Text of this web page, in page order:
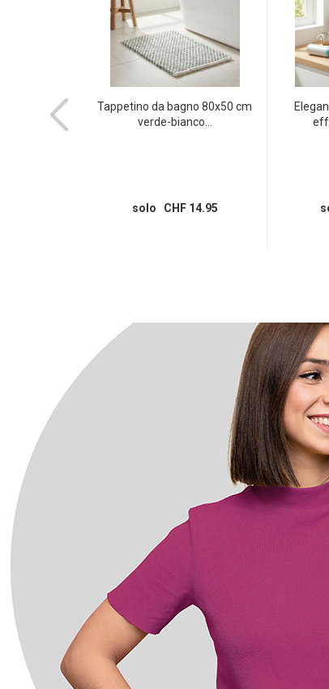
trapuntati
Tappetino da bagno 80x50 cm
verde-bianco...
solo CHF 14.95